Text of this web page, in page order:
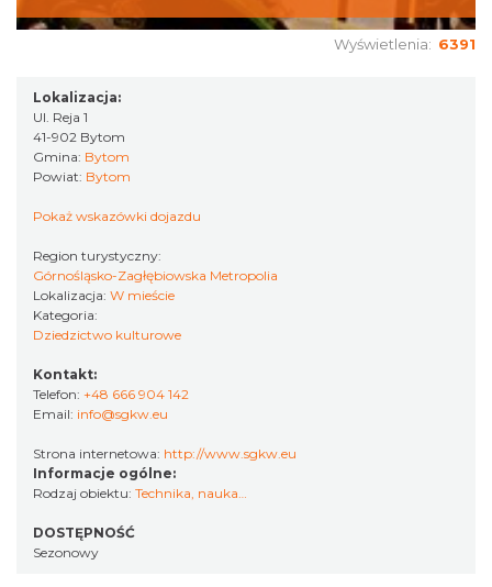
Wyświetlenia: 6391
Lokalizacja:
Ul. Reja 1
41-902 Bytom
Gmina: Bytom
Powiat: Bytom
Pokaż wskazówki dojazdu
Region turystyczny:
Górnośląsko-Zagłębiowska Metropolia
Lokalizacja: W mieście
Kategoria:
Dziedzictwo kulturowe
Kontakt:
Telefon: +48 666 904 142
Email: info@sgkw.eu
Strona internetowa: http://www.sgkw.eu
Informacje ogólne:
Rodzaj obiektu: Technika, nauka…
DOSTĘPNOŚĆ
Sezonowy